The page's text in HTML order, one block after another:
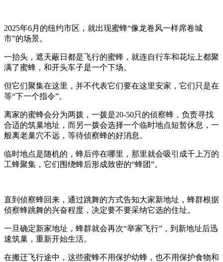
2025年6月的纽约市区，就出现蜜蜂“像龙卷风一样席卷城
市”的场景。
一抬头，遮天蔽日都是飞行的蜜蜂，就连自行车和花坛上都聚
满了蜜蜂，和开头车子是一个下场。
但它们聚集在这里，并不代表它们要在这里安家，它们只是在
等“下一个指令”。
离家的蜜蜂会分为两拨，一拨是20-50只的侦察蜂，负责寻找
合适的筑巢地址，而另一拨会选择一个临时地点短暂休息，一
般离老巢穴不远，等待侦察蜂的好消息。
临时地点是随机的，蜂后停在哪里，那里就会吸引成千上万的
工蜂聚集，它们围绕蜂后形成致密的“蜂团”。
直到侦察蜂回来，通过跳舞的方式告知大家新地址，蜂群根据
侦察蜂跳舞的兴奋程度，决定要不要采纳它选的住址。
一旦确定新家地址，蜂群就会再次“举家飞行”，到新地址后迅
速筑巢，重新开始生活。
在搬迁飞行途中，这些蜜蜂不用保护幼蜂，也不用保护食物和